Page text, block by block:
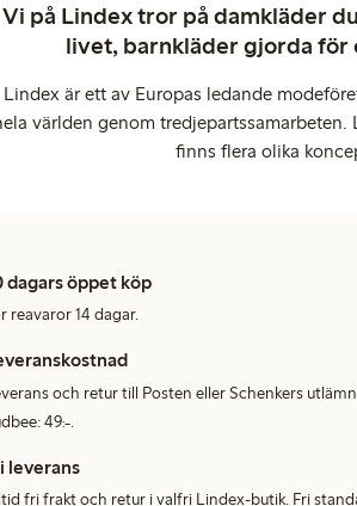
Vi på Lindex tror på damkläder
livet, barnkläder gjorda för
Lindex är ett av Europas ledande
världen genom
finns flera olika
dagars öppet köp
reavaror 14 dagar.
och retur till Posten eller Schenkers
49:-.
leverans
fri frakt och retur i valfri Lindex-butik. Fri